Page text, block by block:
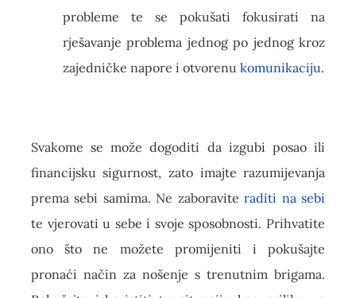
probleme te se pokušati fokusirati na
rješavanje problema jednog po jednog kroz
zajedničke napore i otvorenu komunikaciju.
Svakome se može dogoditi da izgubi posao ili
financijsku sigurnost, zato imajte razumijevanja
prema sebi samima. Ne zaboraviteraditi na sebi
te vjerovati u sebe i svoje sposobnosti. Prihvatite
ono što ne možete promijeniti i pokušajte
pronaći način za nošenje s trenutnim brigama.